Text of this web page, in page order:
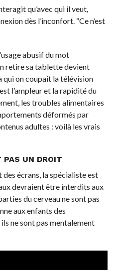
qu’avec qui il veut,
dès l’inconfort. “Ce n’est
abusif du mot
retire sa tablette devient
qui on coupait la télévision
l’ampleur et la rapidité du
les troubles alimentaires
déformés par
adultes : voilà les vrais
PAS UN DROIT
écrans, la spécialiste est
devraient être interdits aux
du cerveau ne sont pas
aux enfants des
ne sont pas mentalement